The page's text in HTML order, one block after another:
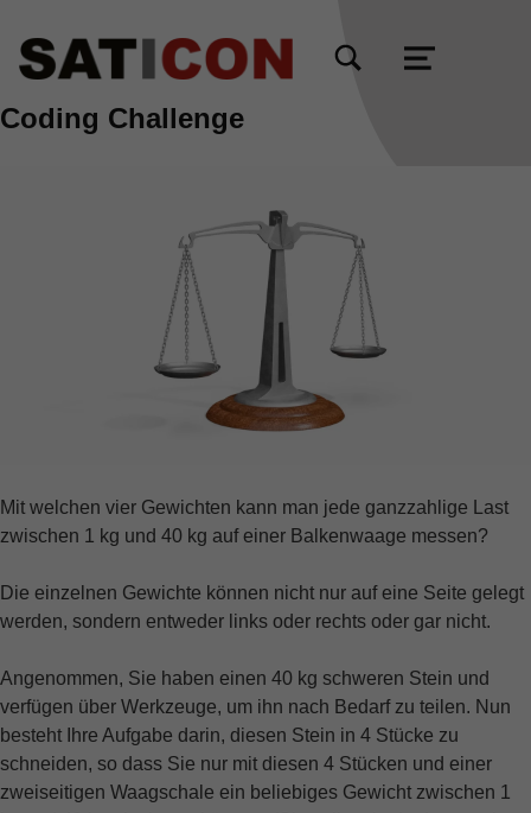
TOGGLE SEARCH FORM MODAL BOX
MENU
Coding Challenge
Mit welchen vier Gewichten kann man jede ganzzahlige Last
zwischen 1 kg und 40 kg auf einer Balkenwaage messen?
Die einzelnen Gewichte können nicht nur auf eine Seite gelegt
werden, sondern entweder links oder rechts oder gar nicht.
Angenommen, Sie haben einen 40 kg schweren Stein und
verfügen über Werkzeuge, um ihn nach Bedarf zu teilen. Nun
besteht Ihre Aufgabe darin, diesen Stein in 4 Stücke zu
schneiden, so dass Sie nur mit diesen 4 Stücken und einer
zweiseitigen Waagschale ein beliebiges Gewicht zwischen 1